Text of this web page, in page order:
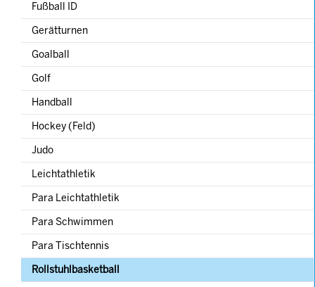
Fußball ID
Gerätturnen
Goalball
Golf
Handball
Hockey (Feld)
Judo
Leichtathletik
Para Leichtathletik
Para Schwimmen
Para Tischtennis
Rollstuhlbasketball